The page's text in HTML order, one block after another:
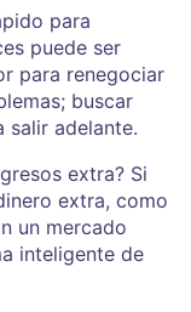
para
puede ser
para renegociar
buscar
salir adelante.
extra? Si
extra, como
un mercado
inteligente de